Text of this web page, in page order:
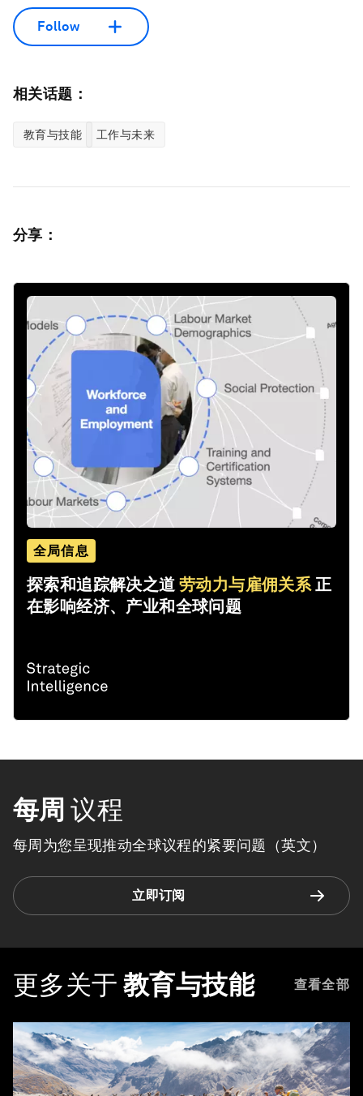
Follow
相关话题：
教育与技能 工作与未来
分享：
全局信息
探索和追踪解决之道劳动力与雇佣关系正
在影响经济、产业和全球问题
每周 议程
每周为您呈现推动全球议程的紧要问题（英文）
立即订阅
更多关于 教育与技能 查看全部